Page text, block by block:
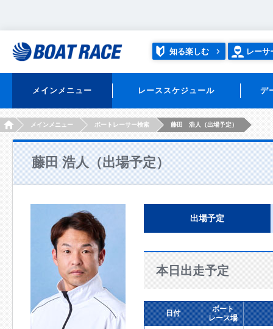
知る楽しむ レーサ
メインメニュー レーススケジュール デ
HOMEメインメニュー ボートレーサー検索 藤田 浩人（出場予定）
藤田 浩人（出場予定）
出場予定
本日出走予定
日付
ボート
レース場